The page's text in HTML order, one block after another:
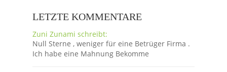
LETZTE KOMMENTARE
Zuni Zunami schreibt:
Null Sterne , weniger für eine Betrüger Firma .
Ich habe eine Mahnung Bekomme